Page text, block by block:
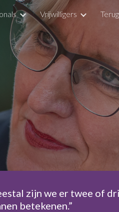
Skip to navigation
Vrijwilligers
zijn we er twee of
betekenen.”